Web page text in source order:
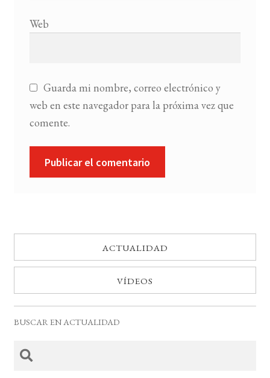
Web
Guarda mi nombre, correo electrónico y
web en este navegador para la próxima vez que
comente.
ACTUALIDAD
VÍDEOS
BUSCAR EN ACTUALIDAD